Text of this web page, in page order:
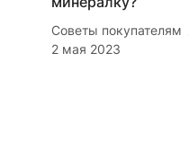
Советы покупателям
2 мая 2023